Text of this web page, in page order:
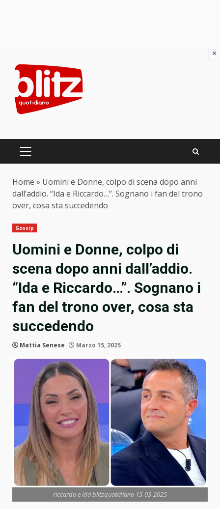
content
PRIMARY
Home » Uomini e Donne, colpo di scena dopo anni
dall’addio. “Ida e Riccardo…”. Sognano i fan del trono
over, cosa sta succedendo
Gossip
Uomini e Donne, colpo di
scena dopo anni dall’addio.
“Ida e Riccardo…”. Sognano i
fan del trono over, cosa sta
succedendo
Mattia Senese Marzo 15, 2025
riccardo e ida blitzquotidiano 15-03-2025
×